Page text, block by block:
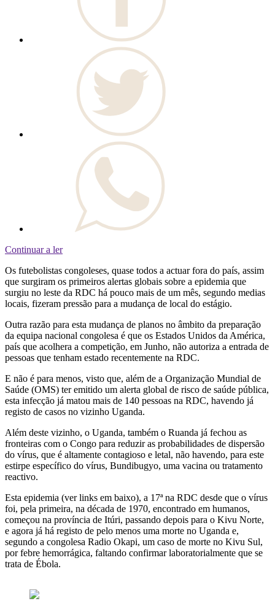
Continuar a ler
Os futebolistas congoleses, quase todos a actuar fora do país, assim
que surgiram os primeiros alertas globais sobre a epidemia que
surgiu no leste da RDC há pouco mais de um mês, segundo medias
locais, fizeram pressão para a mudança de local do estágio.
Outra razão para esta mudança de planos no âmbito da preparação
da equipa nacional congolesa é que os Estados Unidos da América,
país que acolhera a competição, em Junho, não autoriza a entrada de
pessoas que tenham estado recentemente na RDC.
E não é para menos, visto que, além de a Organização Mundial de
Saúde (OMS) ter emitido um alerta global de risco de saúde pública,
esta infecção já matou mais de 140 pessoas na RDC, havendo já
registo de casos no vizinho Uganda.
Além deste vizinho, o Uganda, também o Ruanda já fechou as
fronteiras com o Congo para reduzir as probabilidades de dispersão
do vírus, que é altamente contagioso e letal, não havendo, para este
estirpe específico do vírus, Bundibugyo, uma vacina ou tratamento
reactivo.
Esta epidemia (ver links em baixo), a 17ª na RDC desde que o vírus
foi, pela primeira, na década de 1970, encontrado em humanos,
começou na província de Itúri, passando depois para o Kivu Norte,
e agora já há registo de pelo menos uma morte no Uganda e,
segundo a congolesa Radio Okapi, um caso de morte no Kivu Sul,
por febre hemorrágica, faltando confirmar laboratorialmente que se
trata de Ébola.